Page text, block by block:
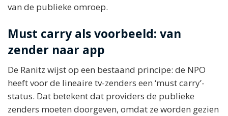
van de publieke omroep.
Must carry als voorbeeld: van
zender naar app
De Ranitz wijst op een bestaand principe: de NPO
heeft voor de lineaire tv-zenders een ‘must carry’-
status. Dat betekent dat providers de publieke
zenders moeten doorgeven, omdat ze worden gezien